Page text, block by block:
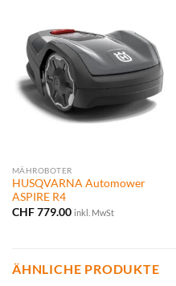
MÄHROBOTER
HUSQVARNA Automower
ASPIRE R4
CHF779.00 inkl. MwSt
ÄHNLICHE PRODUKTE